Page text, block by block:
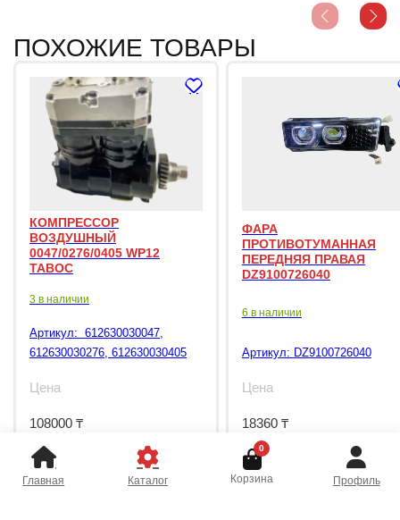
ПОХОЖИЕ ТОВАРЫ
КОМПРЕССОР
ВОЗДУШНЫЙ
0047/0276/0405 WP12
TABOC
3 в наличии
Артикул: 612630030047,
612630030276, 612630030405
Цена
108000 ₸
ФАРА
ПРОТИВОТУМАННАЯ
ПЕРЕДНЯЯ ПРАВАЯ
DZ9100726040
6 в наличии
Артикул: DZ9100726040
Цена
18360 ₸
Главная Каталог
0
Корзина Профиль